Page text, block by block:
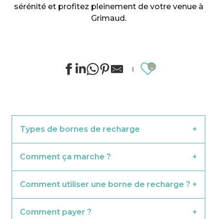
sérénité et profitez pleinement de votre venue à
Grimaud.
Ajouter
Types de bornes de recharge
Comment ça marche ?
Comment utiliser une borne de recharge ?
Comment payer ?